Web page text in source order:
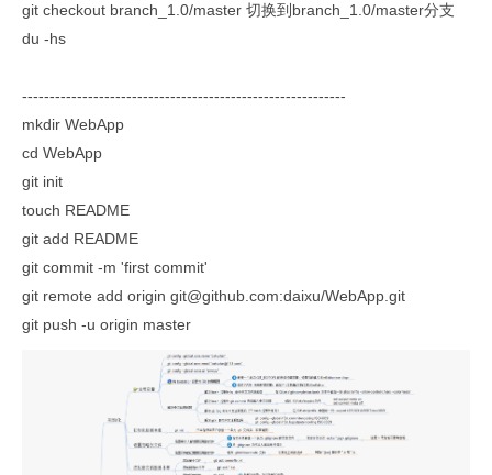
git checkout branch_1.0/master 切换到branch_1.0/master分支
du -hs
-----------------------------------------------------------
mkdir WebApp
cd WebApp
git init
touch README
git add README
git commit -m 'first commit'
git remote add origin git@github.com:daixu/WebApp.git
git push -u origin master